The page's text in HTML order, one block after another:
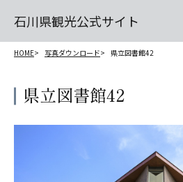
石川県観光公式サイト
HOME 写真ダウンロード 県立図書館42
県立図書館42